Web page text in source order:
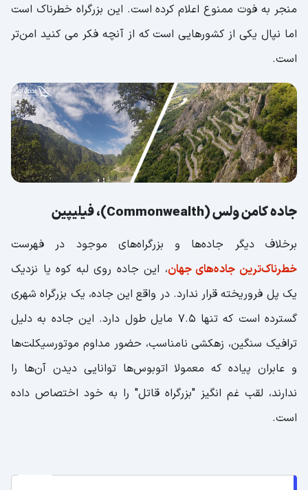
منجر به فوت ممنوع اعلام کرده است. این بزرگراه خطرناک است
اما نپال یکی از کشورهایی است که از آنچه فکر می کنید امن‌تر
است.
جاده کامن ولس (Commonwealth)، فیلیپین
برخلاف دیگر جاده‌ها و بزرگراه‌های موجود در فهرست
خطرناک‌ترین جاده‌های جهان، این جاده روی لبه کوه یا نزدیک
یک پل فروریخته قرار ندارد. در واقع این جاده، یک بزرگراه شهری
گسترده است که تنها 7.5 مایل طول دارد. این جاده به دلیل
ترافیک سنگین، زهکشی نامناسب، حضور مداوم موتورسیکلت‌ها
و عابران پیاده که معمولا اتوبوس‌ها توانایی دیدن آن‌ها را
ندارند، لقب غم انگیز "بزرگراه قاتل" را به خود اختصاص داده
است.